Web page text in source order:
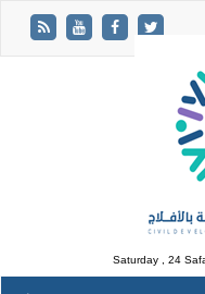
Saturday , 24